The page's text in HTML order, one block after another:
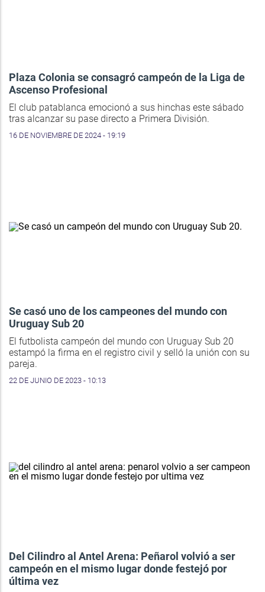
Plaza Colonia se consagró campeón de la Liga de
Ascenso Profesional
El club patablanca emocionó a sus hinchas este sábado
tras alcanzar su pase directo a Primera División.
16 DE NOVIEMBRE DE 2024 - 19:19
Se casó uno de los campeones del mundo con
Uruguay Sub 20
El futbolista campeón del mundo con Uruguay Sub 20
estampó la firma en el registro civil y selló la unión con su
pareja.
22 DE JUNIO DE 2023 - 10:13
Del Cilindro al Antel Arena: Peñarol volvió a ser
campeón en el mismo lugar donde festejó por
última vez